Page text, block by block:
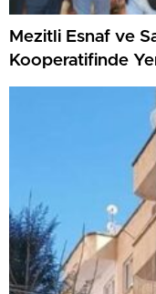
Mezitli Esnaf ve
Kooperatifinde